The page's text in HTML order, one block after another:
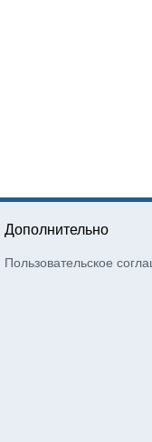
Дополнительно
Пользовательское